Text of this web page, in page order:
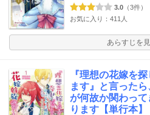
3.0 （3件）
お気に入り：411人
あらすじを
『理想の花嫁を
ます』と言った
が何故か関わっ
ります【単行本】